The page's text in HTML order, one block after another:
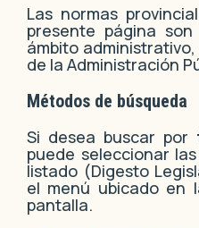
Las normas
presente página
ámbito
de la Administración
Métodos de búsqueda
Si desea buscar por
puede seleccionar
listado (Digesto
el menú ubicado en
pantalla.